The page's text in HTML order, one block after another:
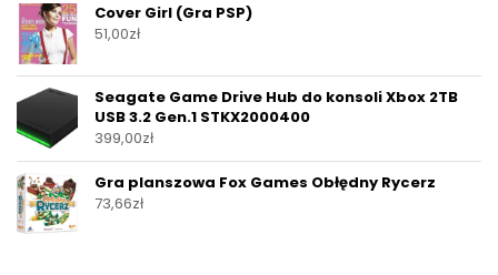
Cover Girl (Gra PSP)
51,00zł
Seagate Game Drive Hub do konsoli Xbox 2TB
USB 3.2 Gen.1 STKX2000400
399,00zł
Gra planszowa Fox Games Obłędny Rycerz
73,66zł